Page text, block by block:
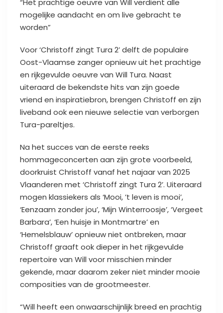
“Het prachtige oeuvre van Will verdient alle
mogelijke aandacht en om live gebracht te
worden”
Voor ‘Christoff zingt Tura 2’ delft de populaire
Oost-Vlaamse zanger opnieuw uit het prachtige
en rijkgevulde oeuvre van Will Tura. Naast
uiteraard de bekendste hits van zijn goede
vriend en inspiratiebron, brengen Christoff en zijn
liveband ook een nieuwe selectie van verborgen
Tura-pareltjes.
Na het succes van de eerste reeks
hommageconcerten aan zijn grote voorbeeld,
doorkruist Christoff vanaf het najaar van 2025
Vlaanderen met ‘Christoff zingt Tura 2’. Uiteraard
mogen klassiekers als ‘Mooi, ’t leven is mooi’,
‘Eenzaam zonder jou’, ‘Mijn Winterroosje’, ‘Vergeet
Barbara’, ‘Een huisje in Montmartre’ en
‘Hemelsblauw’ opnieuw niet ontbreken, maar
Christoff graaft ook dieper in het rijkgevulde
repertoire van Will voor misschien minder
gekende, maar daarom zeker niet minder mooie
composities van de grootmeester.
“Will heeft een onwaarschijnlijk breed en prachtig